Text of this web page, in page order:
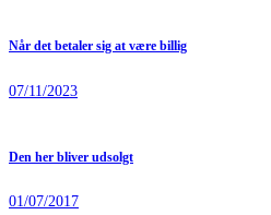
Når det betaler sig at være billig
07/11/2023
Den her bliver udsolgt
01/07/2017